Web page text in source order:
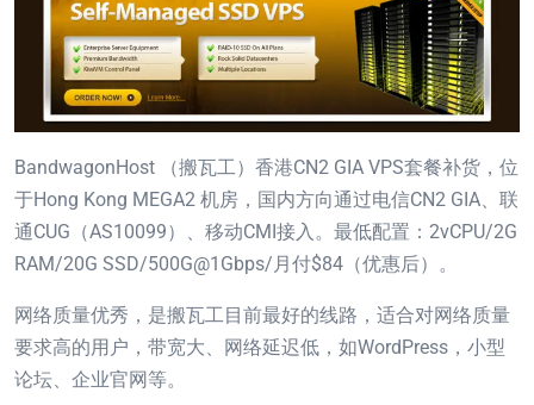
BandwagonHost （搬瓦工）香港CN2 GIA VPS套餐补货，位
于Hong Kong MEGA2 机房，国内方向通过电信CN2 GIA、联
通CUG（AS10099）、移动CMI接入。最低配置：2vCPU/2G
RAM/20G SSD/500G@1Gbps/月付$84（优惠后）。
网络质量优秀，是搬瓦工目前最好的线路，适合对网络质量
要求高的用户，带宽大、网络延迟低，如WordPress，小型
论坛、企业官网等​。​